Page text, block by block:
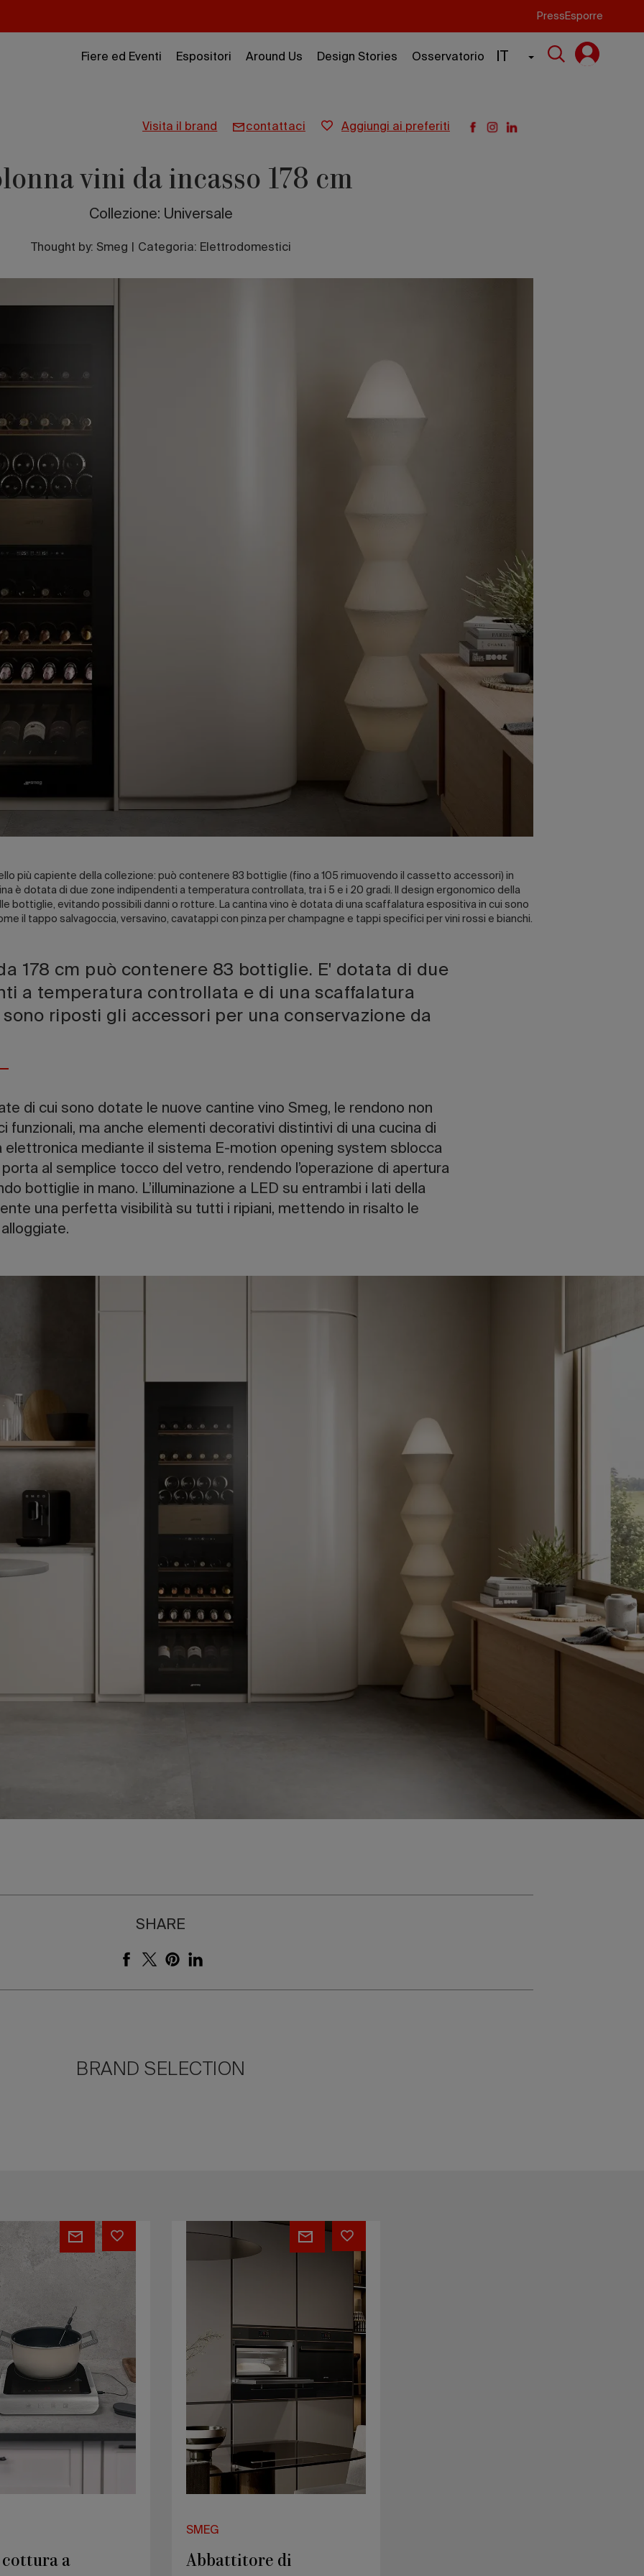
Press Esporre
Fiere ed Eventi Espositori Around Us Design Stories Osservatorio IT
visita il brand contattaci aggiungi ai preferiti
vini da incasso 178 cm
Collezione: Universale
Thought by: Smeg Categoria: Elettrodomestici
più capiente della collezione: può contenere 83 bottiglie (fino a 105 rimuovendo il cassetto accessori) in
è dotata di due zone indipendenti a temperatura controllata, tra i 5 e i 20 gradi. Il design ergonomico della
bottiglie, evitando possibili danni o rotture. La cantina vino è dotata di una scaffalatura espositiva in cui sono
il tappo salvagoccia, versavino, cavatappi con pinza per champagne e tappi specifici per vini rossi e bianchi.
178 cm può contenere 83 bottiglie. E' dotata di due
a temperatura controllata e di una scaffalatura
riposti gli accessori per una conservazione da
di cui sono dotate le nuove cantine vino Smeg, le rendono non
ma anche elementi decorativi distintivi di una cucina di
elettronica mediante il sistema E-motion opening system sblocca
al semplice tocco del vetro, rendendo l’operazione di apertura
bottiglie in mano. L’illuminazione a LED su entrambi i lati della
una perfetta visibilità su tutti i ripiani, mettendo in risalto le
SHARE
BRAND SELECTION
a
Abbattitore
SMEG
Abbattitore di